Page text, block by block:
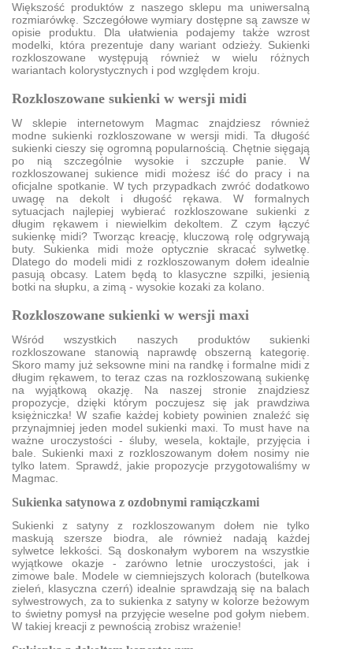
Większość produktów z naszego sklepu ma uniwersalną
rozmiarówkę. Szczegółowe wymiary dostępne są zawsze w
opisie produktu. Dla ułatwienia podajemy także wzrost
modelki, która prezentuje dany wariant odzieży. Sukienki
rozkloszowane występują również w wielu różnych
wariantach kolorystycznych i pod względem kroju.
Rozkloszowane sukienki w wersji midi
W sklepie internetowym Magmac znajdziesz również
modne sukienki rozkloszowane w wersji midi. Ta długość
sukienki cieszy się ogromną popularnością. Chętnie sięgają
po nią szczególnie wysokie i szczupłe panie. W
rozkloszowanej sukience midi możesz iść do pracy i na
oficjalne spotkanie. W tych przypadkach zwróć dodatkowo
uwagę na dekolt i długość rękawa. W formalnych
sytuacjach najlepiej wybierać rozkloszowane sukienki z
długim rękawem i niewielkim dekoltem. Z czym łączyć
sukienkę midi? Tworząc kreację, kluczową rolę odgrywają
buty. Sukienka midi może optycznie skracać sylwetkę.
Dlatego do modeli midi z rozkloszowanym dołem idealnie
pasują obcasy. Latem będą to klasyczne szpilki, jesienią
botki na słupku, a zimą - wysokie kozaki za kolano.
Rozkloszowane sukienki w wersji maxi
Wśród wszystkich naszych produktów sukienki
rozkloszowane stanowią naprawdę obszerną kategorię.
Skoro mamy już seksowne mini na randkę i formalne midi z
długim rękawem, to teraz czas na rozkloszowaną sukienkę
na wyjątkową okazję. Na naszej stronie znajdziesz
propozycje, dzięki którym poczujesz się jak prawdziwa
księżniczka! W szafie każdej kobiety powinien znaleźć się
przynajmniej jeden model sukienki maxi. To must have na
ważne uroczystości - śluby, wesela, koktajle, przyjęcia i
bale. Sukienki maxi z rozkloszowanym dołem nosimy nie
tylko latem. Sprawdź, jakie propozycje przygotowaliśmy w
Magmac.
Sukienka satynowa z ozdobnymi ramiączkami
Sukienki z satyny z rozkloszowanym dołem nie tylko
maskują szersze biodra, ale również nadają każdej
sylwetce lekkości. Są doskonałym wyborem na wszystkie
wyjątkowe okazje - zarówno letnie uroczystości, jak i
zimowe bale. Modele w ciemniejszych kolorach (butelkowa
zieleń, klasyczna czerń) idealnie sprawdzają się na balach
sylwestrowych, za to sukienka z satyny w kolorze beżowym
to świetny pomysł na przyjęcie weselne pod gołym niebem.
W takiej kreacji z pewnością zrobisz wrażenie!